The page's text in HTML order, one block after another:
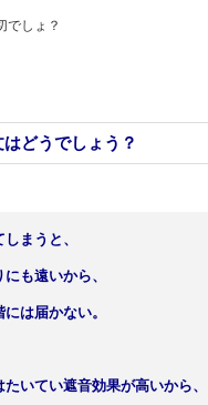
でしょ？
どうでしょう？
まうと、
も遠いから、
は届かない。
いてい遮音効果が高いから、